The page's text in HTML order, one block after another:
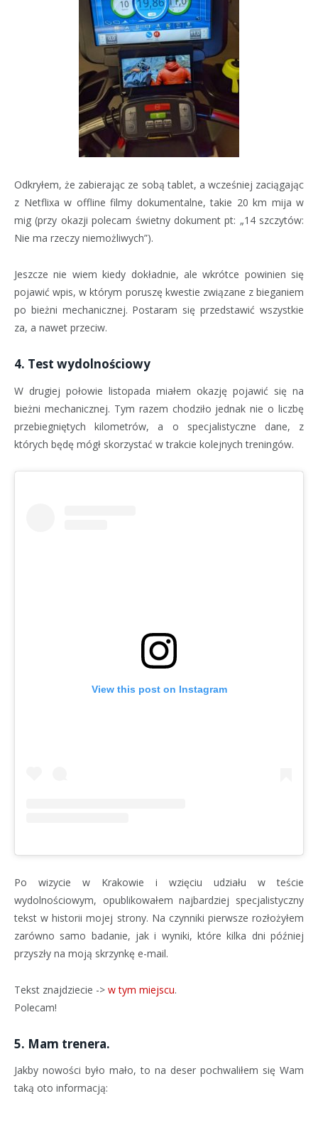
Odkryłem, że zabierając ze sobą tablet, a wcześniej zaciągając
z Netflixa w offline filmy dokumentalne, takie 20 km mija w
mig (przy okazji polecam świetny dokument pt: „14 szczytów:
Nie ma rzeczy niemożliwych”).
Jeszcze nie wiem kiedy dokładnie, ale wkrótce powinien się
pojawić wpis, w którym poruszę kwestie związane z bieganiem
po bieżni mechanicznej. Postaram się przedstawić wszystkie
za, a nawet przeciw.
4. Test wydolnościowy
W drugiej połowie listopada miałem okazję pojawić się na
bieżni mechanicznej. Tym razem chodziło jednak nie o liczbę
przebiegniętych kilometrów, a o specjalistyczne dane, z
których będę mógł skorzystać w trakcie kolejnych treningów.
View this post on Instagram
Po wizycie w Krakowie i wzięciu udziału w teście
wydolnościowym, opublikowałem najbardziej specjalistyczny
tekst w historii mojej strony. Na czynniki pierwsze rozłożyłem
zarówno samo badanie, jak i wyniki, które kilka dni później
przyszły na moją skrzynkę e-mail.
Tekst znajdziecie -> w tym miejscu.
Polecam!
5. Mam trenera.
Jakby nowości było mało, to na deser pochwaliłem się Wam
taką oto informacją: